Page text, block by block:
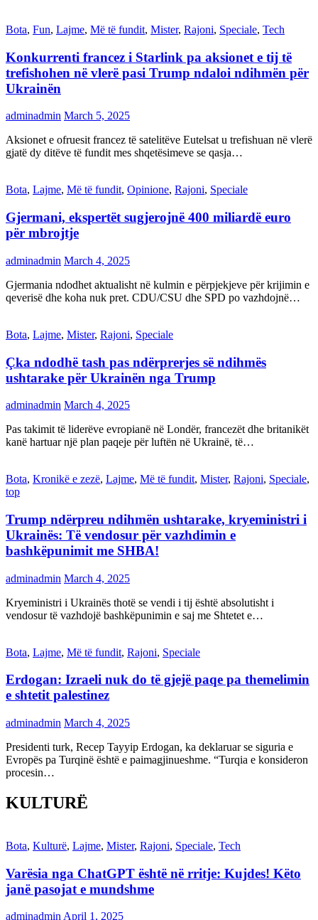
Bota, Fun, Lajme, Më të fundit, Mister, Rajoni, Speciale, Tech
Konkurrenti francez i Starlink pa aksionet e tij të
trefishohen në vlerë pasi Trump ndaloi ndihmën për
Ukrainën
adminadmin March 5, 2025
Aksionet e ofruesit francez të satelitëve Eutelsat u trefishuan në vlerë
gjatë dy ditëve të fundit mes shqetësimeve se qasja…
Bota, Lajme, Më të fundit, Opinione, Rajoni, Speciale
Gjermani, ekspertët sugjerojnë 400 miliardë euro
për mbrojtje
adminadmin March 4, 2025
Gjermania ndodhet aktualisht në kulmin e përpjekjeve për krijimin e
qeverisë dhe koha nuk pret. CDU/CSU dhe SPD po vazhdojnë…
Bota, Lajme, Mister, Rajoni, Speciale
Çka ndodhë tash pas ndërprerjes së ndihmës
ushtarake për Ukrainën nga Trump
adminadmin March 4, 2025
Pas takimit të liderëve evropianë në Londër, francezët dhe britanikët
kanë hartuar një plan paqeje për luftën në Ukrainë, të…
Bota, Kronikë e zezë, Lajme, Më të fundit, Mister, Rajoni, Speciale,
top
Trump ndërpreu ndihmën ushtarake, kryeministri i
Ukrainës: Të vendosur për vazhdimin e
bashkëpunimit me SHBA!
adminadmin March 4, 2025
Kryeministri i Ukrainës thotë se vendi i tij është absolutisht i
vendosur të vazhdojë bashkëpunimin e saj me Shtetet e…
Bota, Lajme, Më të fundit, Rajoni, Speciale
Erdogan: Izraeli nuk do të gjejë paqe pa themelimin
e shtetit palestinez
adminadmin March 4, 2025
Presidenti turk, Recep Tayyip Erdogan, ka deklaruar se siguria e
Evropës pa Turqinë është e paimagjinueshme. “Turqia e konsideron
procesin…
KULTURË
Bota, Kulturë, Lajme, Mister, Rajoni, Speciale, Tech
Varësia nga ChatGPT është në rritje: Kujdes! Këto
janë pasojat e mundshme
adminadmin April 1, 2025